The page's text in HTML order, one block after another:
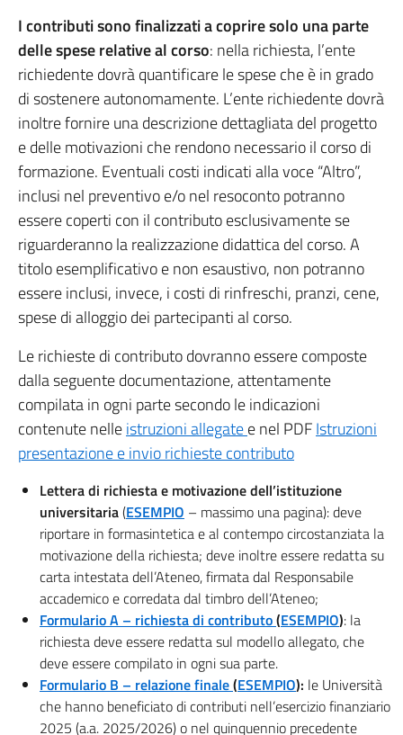
I contributi sono finalizzati a coprire solo una parte
delle spese relative al corso: nella richiesta, l’ente
richiedente dovrà quantificare le spese che è in grado
di sostenere autonomamente. L’ente richiedente dovrà
inoltre fornire una descrizione dettagliata del progetto
e delle motivazioni che rendono necessario il corso di
formazione. Eventuali costi indicati alla voce “Altro”,
inclusi nel preventivo e/o nel resoconto potranno
essere coperti con il contributo esclusivamente se
riguarderanno la realizzazione didattica del corso. A
titolo esemplificativo e non esaustivo, non potranno
essere inclusi, invece, i costi di rinfreschi, pranzi, cene,
spese di alloggio dei partecipanti al corso.
Le richieste di contributo dovranno essere composte
dalla seguente documentazione, attentamente
compilata in ogni parte secondo le indicazioni
contenute nelleistruzioni allegatee nel PDFIstruzioni
presentazione e invio richieste contributo
Lettera di richiesta e motivazione dell’istituzione
universitaria(ESEMPIO – massimo una pagina): deve
riportare in formasintetica e al contempo circostanziata la
motivazione della richiesta; deve inoltre essere redatta su
carta intestata dell’Ateneo, firmata dal Responsabile
accademico e corredata dal timbro dell’Ateneo;
Formulario A – richiesta di contributo(ESEMPIO): la
richiesta deve essere redatta sul modello allegato, che
deve essere compilato in ogni sua parte.
Formulario B – relazione finale(ESEMPIO): le Università
che hanno beneficiato di contributi nell’esercizio finanziario
2025 (a.a. 2025/2026) o nel quinquennio precedente